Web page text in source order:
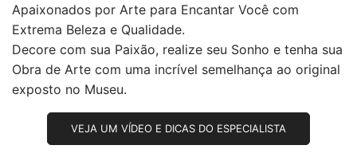
Apaixonados por Arte para Encantar Você com
Extrema Beleza e Qualidade.
Decore com sua Paixão, realize seu Sonho e tenha sua
Obra de Arte com uma incrível semelhança ao original
exposto no Museu.
VEJA UM VÍDEO E DICAS DO ESPECIALISTA